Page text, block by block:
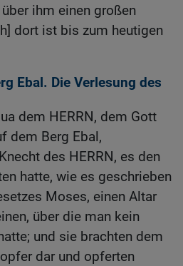
ihm einen großen
dort ist bis zum heutigen
Ebal. Die Verlesung des
dem HERRN, dem Gott
dem Berg Ebal,
des HERRN, es den
hatte, wie es geschrieben
Moses, einen Altar
über die man kein
und sie brachten dem
dar und opferten